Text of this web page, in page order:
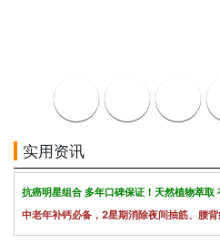
实用资讯
抗癌明星组合 多年口碑保证！天然植物萃取
中老年补钙必备，2星期消除夜间抽筋、腰